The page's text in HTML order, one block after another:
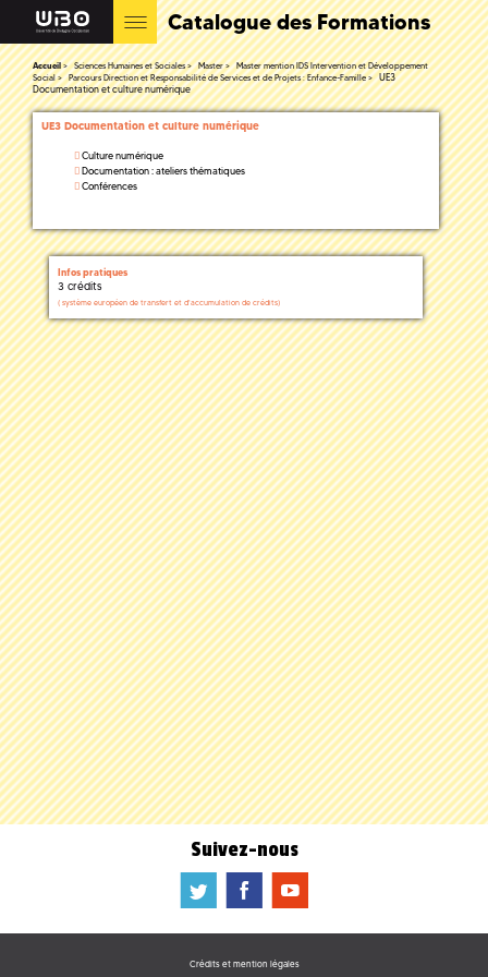
Catalogue des Formations
Accueil Sciences Humaines et Sociales Master
Master mention IDS Intervention et Développement
Social
Parcours Direction et Responsabilité de Services et de Projets : Enfance-Famille
UE3
Documentation et culture numérique
UE3 Documentation et culture numérique
Culture numérique
Documentation : ateliers thématiques
Conférences
Infos pratiques
3 crédits
( système européen de transfert et d'accumulation de crédits)
Suivez-nous
a b f
Crédits et mention légales